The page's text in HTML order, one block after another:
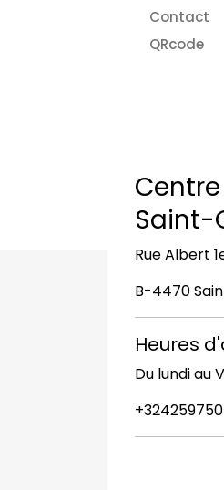
Contact
QRcode
Saint-
Rue Albert
B-4470
Heures
Du lundi au